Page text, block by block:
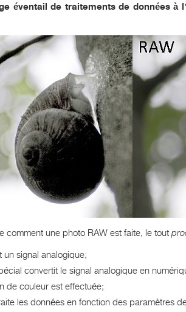
éventail de traitements de données à
comment une photo RAW est faite, le tout
un signal analogique;
convertit le signal analogique en
de couleur est effectuée;
les données en fonction des paramètres